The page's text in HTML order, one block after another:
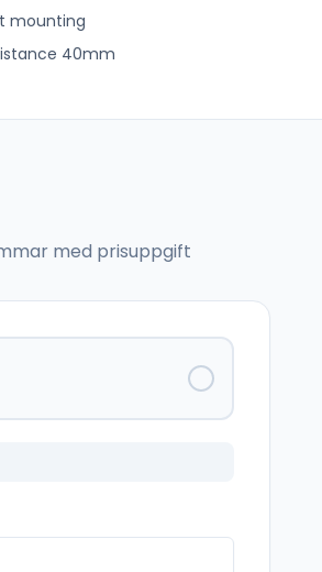
mounting
40mm
med prisuppgift